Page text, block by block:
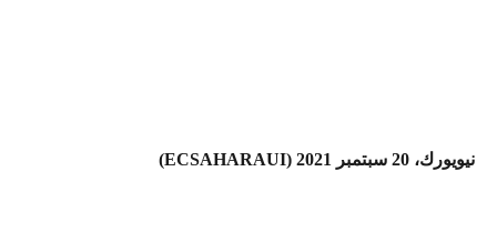
نيويورك، 20 سبتمبر 2021 (ECSAHARAUI)